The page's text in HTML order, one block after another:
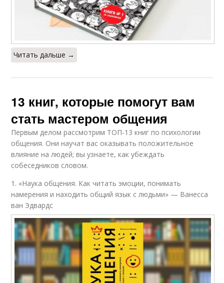
Читать дальше →
13 книг, которые помогут вам
стать мастером общения
Первым делом рассмотрим ТОП-13 книг по психологии
общения. Они научат вас оказывать положительное
влияние на людей; вы узнаете, как убеждать
собеседников словом.
1. «Наука общения. Как читать эмоции, понимать
намерения и находить общий язык с людьми» — Ванесса
ван Эдвардс